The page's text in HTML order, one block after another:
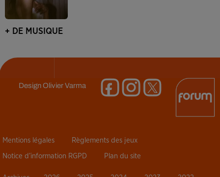
+ DE MUSIQUE
DesignOlivier Varma
Mentions légales Règlements des jeux
Notice d’information RGPD Plan du site